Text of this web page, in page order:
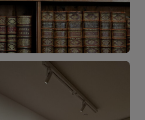
Zbiorów
Galeria Zdjęć